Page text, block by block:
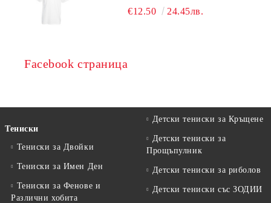
€12.50 24.45лв.
Facebook страница
Тениски
Тениски за Двойки
Тениски за Имен Ден
Тениски за Фенове и
Различни хобита
Детски тениски за Кръщене
Детски тениски за
Прощъпулник
Детски тениски за риболов
Детски тениски със ЗОДИИ